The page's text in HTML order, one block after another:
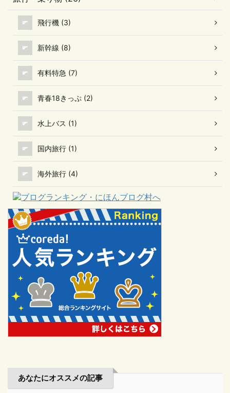
飛行機 (3)
新幹線 (8)
有料特急 (7)
青春18きっぷ (2)
水上バス (1)
国内旅行 (1)
海外旅行 (4)
あなたにオススメの記事